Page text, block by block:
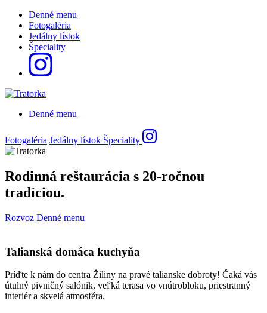
Denné menu
Fotogaléria
Jedálny lístok
Špeciality
Denné menu
Fotogaléria Jedálny lístok Špeciality
Rodinná reštaurácia s 20-ročnou
tradíciou.
Rozvoz Denné menu
Talianská domáca kuchyňa
Príďte k nám do centra Žiliny na pravé talianske dobroty! Čaká vás
útulný pivničný salónik, veľká terasa vo vnútrobloku, priestranný
interiér a skvelá atmosféra.